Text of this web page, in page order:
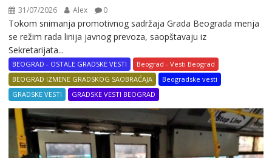
31/07/2026 Alex 0
Tokom snimanja promotivnog sadržaja Grada Beograda menja
se režim rada linija javnog prevoza, saopštavaju iz
Sekretarijata...
BEOGRAD - OSTALE GRADSKE VESTI
Beograd - Vesti Beograd
BEOGRAD IZMENE GRADSKOG SAOBRAĆAJA
Beogradske vesti
GRADSKE VESTI
GRADSKE VESTI BEOGRAD